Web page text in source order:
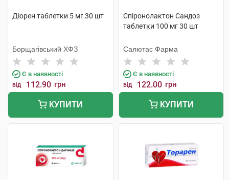
Діорен таблетки 5 мг 30 шт
Борщагівський ХФЗ
Є в наявності
від 112.90 грн
КУПИТИ
Спіронолактон Сандоз
таблетки 100 мг 30 шт
Салютас Фарма
Є в наявності
від 122.00 грн
КУПИТИ